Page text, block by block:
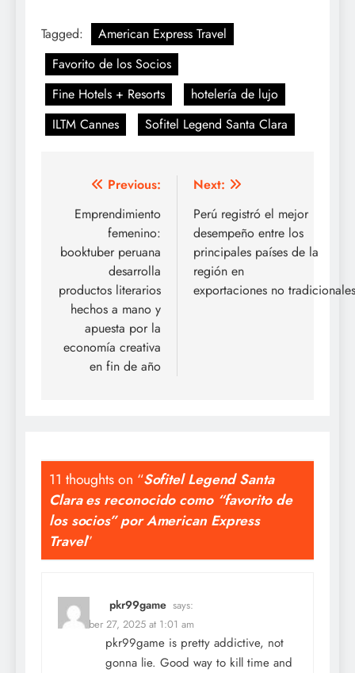
Tagged:
American Express Travel
Favorito de los Socios
Fine Hotels + Resorts
hotelería de lujo
ILTM Cannes
Sofitel Legend Santa Clara
Post
navigation
Previous:
Emprendimiento
femenino:
booktuber peruana
desarrolla
productos literarios
hechos a mano y
apuesta por la
economía creativa
en fin de año
Next:
Perú registró el mejor
desempeño entre los
principales países de la
región en
exportaciones no tradicionales
11 thoughts on “Sofitel Legend Santa
Clara es reconocido como “favorito de
los socios” por American Express
Travel”
pkr99game says:
December 27, 2025 at 1:01 am
pkr99game is pretty addictive, not
gonna lie. Good way to kill time and